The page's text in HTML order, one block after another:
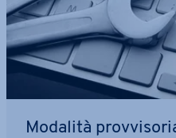
Modalità